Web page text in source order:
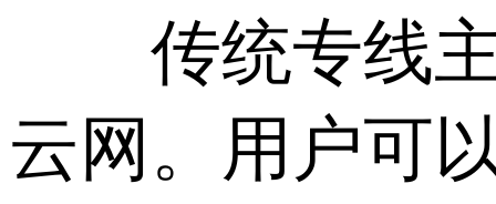
传统专线主
云网。用户可